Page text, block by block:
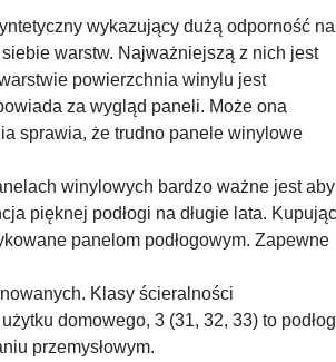
wykazujący dużą odporność na
warstw. Najważniejszą z nich jest
powierzchnia winylu jest
za wygląd paneli. Może ona
sprawia, że trudno panele winylowe
winylowych bardzo ważne jest aby
pięknej podłogi na długie lata.
panelom podłogowym. Zapewne
Klasy ścieralności
domowego, 3 (31, 32, 33) to
przemysłowym.